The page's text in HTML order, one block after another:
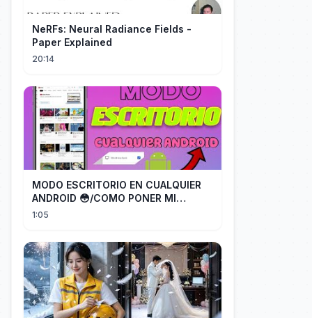
NeRFs: Neural Radiance Fields -
Paper Explained
20:14
MODO ESCRITORIO EN CUALQUIER
ANDROID 😳/COMO PONER MI
TELÉFONO EN MODO ESCRITORIO
1:05